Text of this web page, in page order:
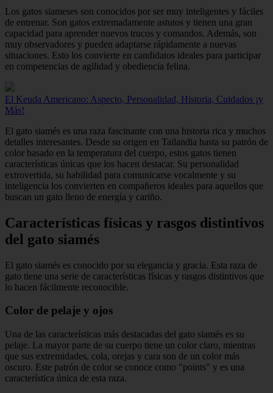
Los gatos siameses son conocidos por ser muy inteligentes y fáciles
de entrenar. Son gatos extremadamente astutos y tienen una gran
capacidad para aprender nuevos trucos y comandos. Además, son
muy observadores y pueden adaptarse rápidamente a nuevas
situaciones. Esto los convierte en candidatos ideales para participar
en competencias de agilidad y obediencia felina.
El Keuda Americano: Aspecto, Personalidad, Historia, Cuidados ¡y
Más!
El gato siamés es una raza fascinante con una historia rica y muchos
detalles interesantes. Desde su origen en Tailandia hasta su patrón de
color basado en la temperatura del cuerpo, estos gatos tienen
características únicas que los hacen destacar. Su personalidad
extrovertida, su habilidad para comunicarse vocalmente y su
inteligencia los convierten en compañeros ideales para aquellos que
buscan un gato lleno de energía y cariño.
Características físicas y rasgos distintivos
del gato siamés
El gato siamés es conocido por su elegancia y gracia. Esta raza de
gato tiene una serie de características físicas y rasgos distintivos que
lo hacen fácilmente reconocible.
Color de pelaje y ojos
Una de las características más destacadas del gato siamés es su
pelaje. La mayor parte de su cuerpo tiene un color claro, mientras
que sus extremidades, cola, orejas y cara son de un color más
oscuro. Este patrón de color se conoce como "points" y es una
característica única de esta raza.